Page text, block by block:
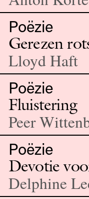
Poëzie
Gerezen
Lloyd Haft
Poëzie
Fluistering
Peer
Poëzie
Devotie
Delphine